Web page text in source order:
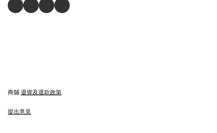
商舖 退貨及退款政策
提出意見